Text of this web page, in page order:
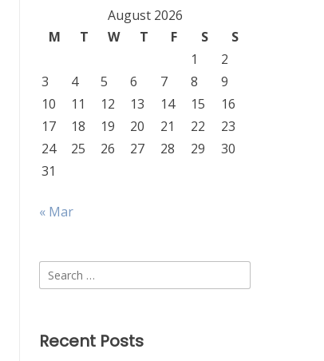
August 2026
M
T W T F S
S
1
2
3
4 5 6 7 8
9
10
11 12 13 14 15
16
17
18 19 20 21 22
23
24
25 26 27 28 29
30
31
« Mar
Search
for:
Recent Posts